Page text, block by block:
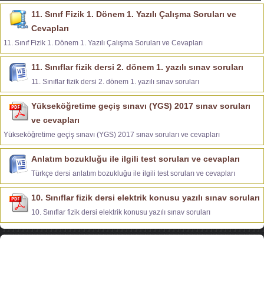
11. Sınıf Fizik 1. Dönem 1. Yazılı Çalışma Soruları ve
Cevapları
11. Sınıf Fizik 1. Dönem 1. Yazılı Çalışma Soruları ve Cevapları
11. Sınıflar fizik dersi 2. dönem 1. yazılı sınav soruları
11. Sınıflar fizik dersi 2. dönem 1. yazılı sınav soruları
Yükseköğretime geçiş sınavı (YGS) 2017 sınav soruları
ve cevapları
Yükseköğretime geçiş sınavı (YGS) 2017 sınav soruları ve cevapları
Anlatım bozukluğu ile ilgili test soruları ve cevapları
Türkçe dersi anlatım bozukluğu ile ilgili test soruları ve cevapları
10. Sınıflar fizik dersi elektrik konusu yazılı sınav soruları
10. Sınıflar fizik dersi elektrik konusu yazılı sınav soruları